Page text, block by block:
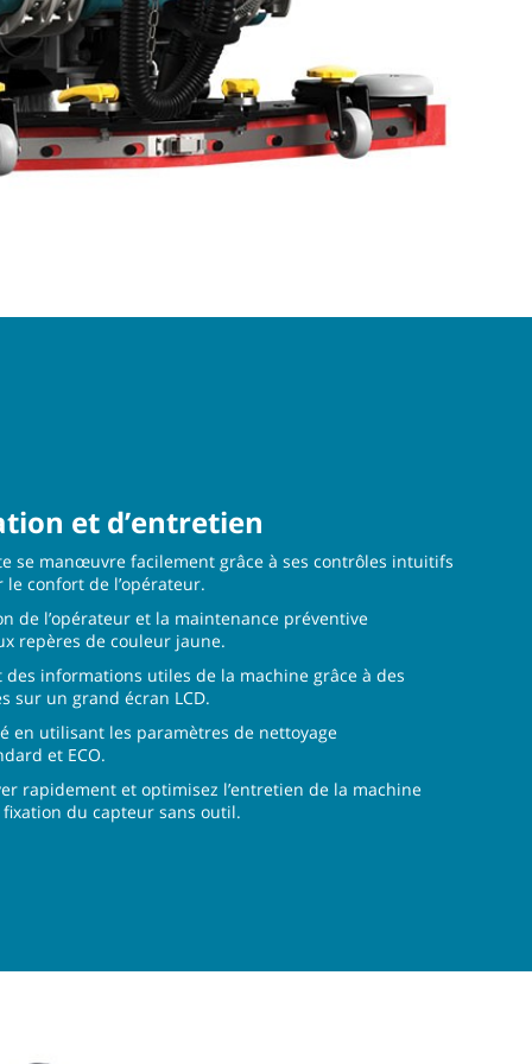
et d’entretien
se manœuvre facilement grâce à ses contrôles intuitifs
confort de l’opérateur.
de l’opérateur et la maintenance préventive
repères de couleur jaune.
des informations utiles de la machine grâce à des
sur un grand écran LCD.
en utilisant les paramètres de nettoyage
et ECO.
rapidement et optimisez l’entretien de la machine
du capteur sans outil.